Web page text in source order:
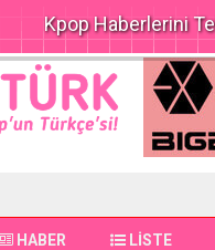
HABER LİSTE
Kpop Haberlerini